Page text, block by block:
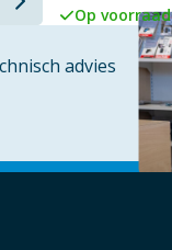
Op voorraad
advies